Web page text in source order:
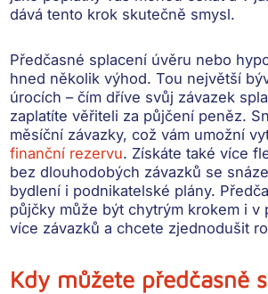
dává tento krok skutečně smysl.
Předčasné splacení úvěru nebo
hned několik výhod. Tou největší
úrocích – čím dříve svůj závazek
zaplatíte věřiteli za půjčení peněz.
měsíční závazky, což vám umožní
finanční rezervu. Získáte takévíce
bez dlouhodobých závazků se
bydlení i podnikatelské plány.
půjčky může být chytrým krokem i v
více závazků achcete zjednodušit
Kdy můžete předčasně